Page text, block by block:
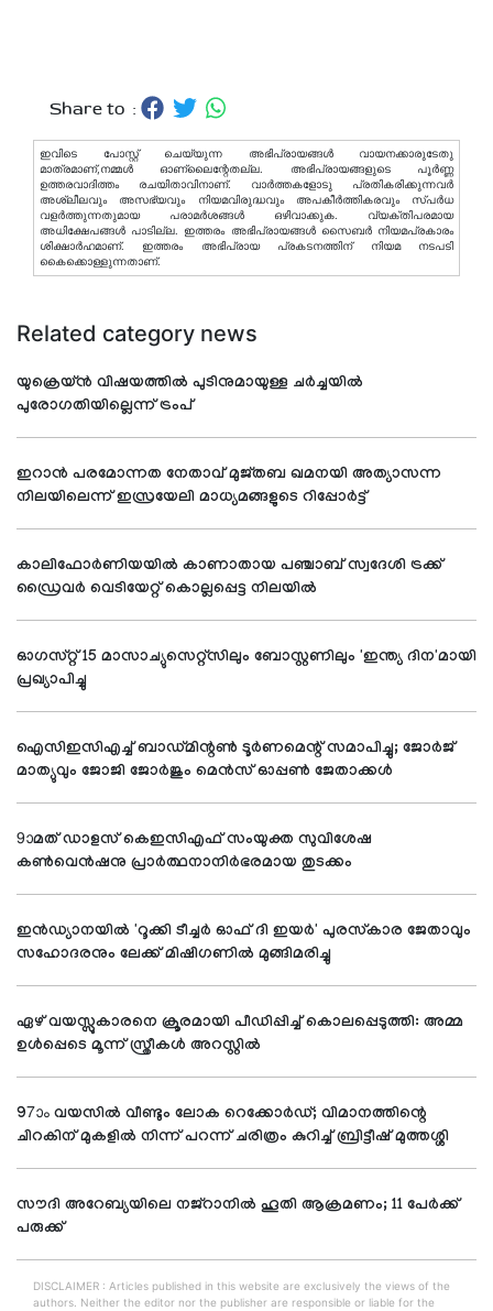
Share to :
ഇവിടെ പോസ്റ്റ് ചെയ്യുന്ന അഭിപ്രായങ്ങള്‍ വായനക്കാരുടേതു
മാത്രമാണ്,നമ്മൾ ഓണ്ലൈന്റേതല്ല. അഭിപ്രായങ്ങളുടെ പൂർണ്ണ
ഉത്തരവാദിത്തം രചയിതാവിനാണ്. വാര്‍ത്തകളോടു പ്രതികരിക്കുന്നവര്‍
അശ്ലീലവും അസഭ്യവും നിയമവിരുദ്ധവും അപകീര്‍ത്തികരവും സ്പര്‍ധ
വളര്‍ത്തുന്നതുമായ പരാമര്‍ശങ്ങള്‍ ഒഴിവാക്കുക. വ്യക്തിപരമായ
അധിക്ഷേപങ്ങള്‍ പാടില്ല. ഇത്തരം അഭിപ്രായങ്ങള്‍ സൈബര്‍ നിയമപ്രകാരം
ശിക്ഷാര്‍ഹമാണ്. ഇത്തരം അഭിപ്രായ പ്രകടനത്തിന് നിയമ നടപടി
കൈക്കൊള്ളുന്നതാണ്.
Related category news
യുക്രെയ്ൻ വിഷയത്തിൽ പുടിനുമായുള്ള ചർച്ചയിൽ
പുരോഗതിയില്ലെന്ന് ട്രംപ്
ഇറാന്‍ പരമോന്നത നേതാവ് മുജ്തബ ഖമനയി അത്യാസന്ന
നിലയിലെന്ന് ഇസ്രയേലി മാധ്യമങ്ങളുടെ റിപ്പോര്‍ട്ട്
കാലിഫോര്‍ണിയയില്‍ കാണാതായ പഞ്ചാബ് സ്വദേശി ട്രക്ക്
ഡ്രൈവര്‍ വെടിയേറ്റ് കൊല്ലപ്പെട്ട നിലയില്‍
ഓഗസ്റ്റ് 15 മാസാച്യുസെറ്റ്സിലും ബോസ്റ്റണിലും 'ഇന്ത്യ ദിന'മായി
പ്രഖ്യാപിച്ചു
ഐസിഇസിഎച്ച് ബാഡ്മിന്റണ്‍ ടൂര്‍ണമെന്റ് സമാപിച്ചു; ജോര്‍ജ്
മാത്യുവും ജോജി ജോര്‍ജും മെന്‍സ് ഓപ്പണ്‍ ജേതാക്കള്‍
9ാമത് ഡാളസ് കെഇസിഎഫ് സംയുക്ത സുവിശേഷ
കണ്‍വെന്‍ഷനു പ്രാര്‍ത്ഥനാനിര്‍ഭരമായ തുടക്കം
ഇന്‍ഡ്യാനയില്‍ 'റൂക്കി ടീച്ചര്‍ ഓഫ് ദി ഇയര്‍' പുരസ്‌കാര ജേതാവും
സഹോദരനും ലേക്ക് മിഷിഗണില്‍ മുങ്ങിമരിച്ചു
ഏഴ് വയസ്സുകാരനെ ക്രൂരമായി പീഡിപ്പിച്ച് കൊലപ്പെടുത്തി: അമ്മ
ഉള്‍പ്പെടെ മൂന്ന് സ്ത്രീകള്‍ അറസ്റ്റില്‍
97ാം വയസില്‍ വീണ്ടും ലോക റെക്കോര്‍ഡ്; വിമാനത്തിന്റെ
ചിറകിന് മുകളില്‍ നിന്ന് പറന്ന് ചരിത്രം കുറിച്ച് ബ്രിട്ടീഷ് മുത്തശ്ശി
സൗദി അറേബ്യയിലെ നജ്റാനില്‍ ഹൂതി ആക്രമണം; 11 പേര്‍ക്ക്
പരുക്ക്
DISCLAIMER : Articles published in this website are exclusively the views of the
authors. Neither the editor nor the publisher are responsible or liable for the